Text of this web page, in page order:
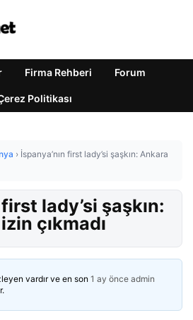
Firma Rehberi Forum
Politikası
› İspanya’nın first lady’si şaşkın: Ankara
first lady’si şaşkın:
çıkmadı
vardır ve en son 1 ay önce admin